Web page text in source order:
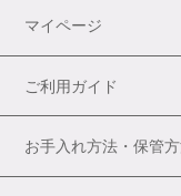
マイページ
ご利用ガイド
お手入れ方法・保管